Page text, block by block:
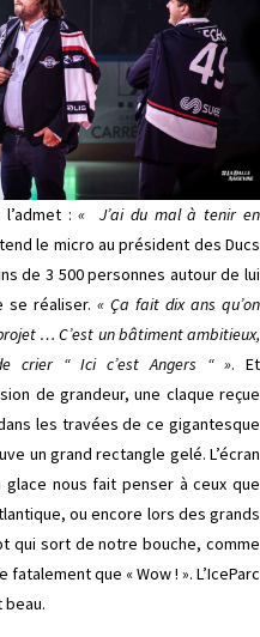
l’admet :« J’ai du mal à tenir en
le micro au président des Ducs
de 3 500 personnes autour de lui
réaliser. « Ça fait dix ans qu’on
… C’est un bâtiment ambitieux,
crier “ Ici c’est Angers “ ». Et
de grandeur, une claque reçue
les travées de ce gigantesque
un grand rectangle gelé. L’écran
nous fait penser à ceux que
ou encore lors des grands
qui sort de notre bouche, comme
que « Wow ! ». L’IceParc
beau.